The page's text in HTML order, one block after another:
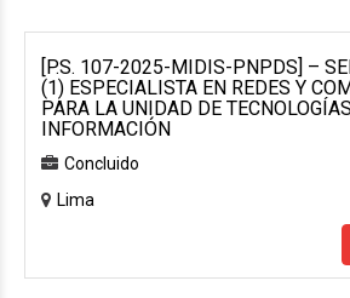
[P.S. 107-2025-MIDIS-PNPDS] –
(1) ESPECIALISTA EN REDES Y
PARA LA UNIDAD DE
INFORMACIÓN
Concluido
Lima